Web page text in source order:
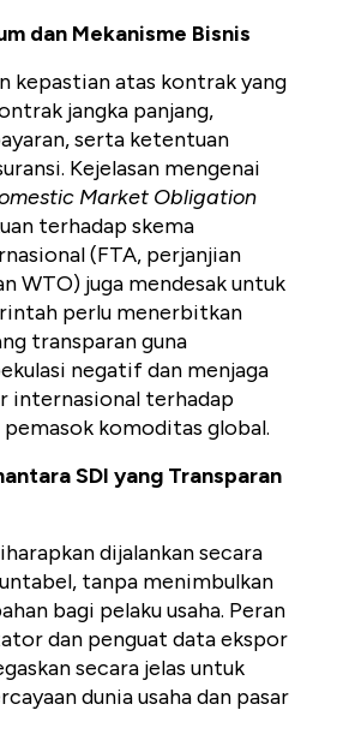
dan Mekanisme Bisnis
kepastian atas kontrak yang
jangka panjang,
serta ketentuan
Kejelasan mengenai
Market Obligation
terhadap skema
(FTA, perjanjian
WTO) juga mendesak untuk
perlu menerbitkan
transparan guna
negatif dan menjaga
internasional terhadap
pemasok komoditas global.
SDI yang Transparan
dijalankan secara
tanpa menimbulkan
bagi pelaku usaha. Peran
dan penguat data ekspor
secara jelas untuk
dunia usaha dan pasar